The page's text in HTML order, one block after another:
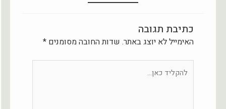
כתיבת תגובה
האימייל לא יוצג באתר. שדות החובה מסומנים *
כאן...